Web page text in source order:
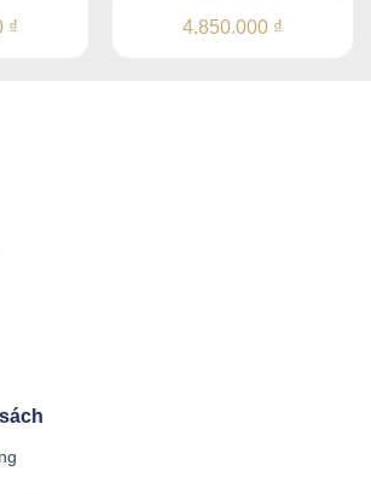
₫ 4.850.000 ₫